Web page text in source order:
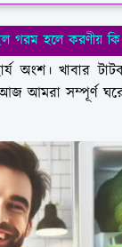
গরম হলে করণীয় কি
অংশ। খাবার
সম্পূর্ণ